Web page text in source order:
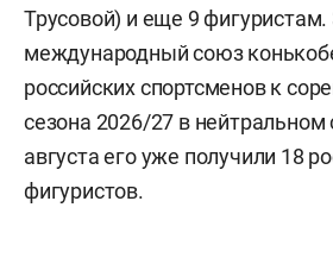
Трусовой) и еще 9
международный союз
российских спортсменов к
сезона 2026/27 в нейтральном
августа его уже получили 18
фигуристов.